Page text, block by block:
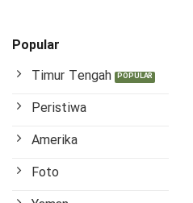
Popular
Timur Tengah
Peristiwa
Amerika
Foto